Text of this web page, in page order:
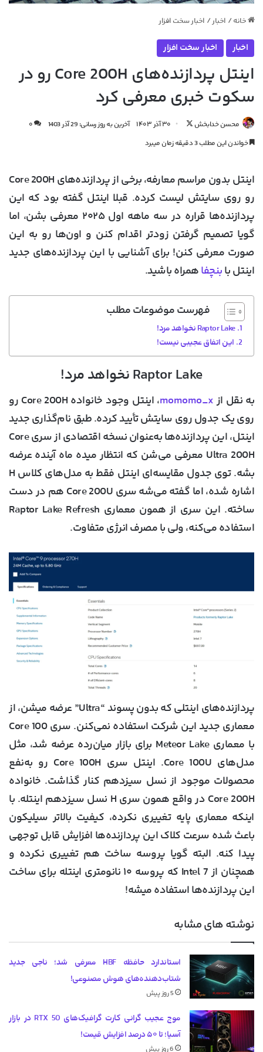
خانه / اخبار / اخبار سخت افزار
اخبار اخبار سخت افزار
اینتل پردازنده‌های Core 200H رو در
سکوت خبری معرفی کرد
محسن خدابخش
دنبال
کردن
۳۰ آذر ۱۴۰۳ آخرین به روز رسانی: 29 آذر 1403
۰
خواندن این مطلب 3 دقیقه زمان میبرد
اینتل بدون مراسم معارفه، برخی از پردازنده‌های Core 200H
رو روی سایتش لیست کرده. قبلا اینتل گفته بود که این
پردازنده‌ها قراره در سه ماهه اول ۲۰۲۵ معرفی بشن، اما
گویا تصمیم گرفتن زودتر اقدام کنن و اون‌ها رو به این
صورت معرفی کنن! برای آشنایی با این پردازنده‌های جدید
اینتل بابنچفاهمراه باشید.
فهرست موضوعات مطلب
Raptor Lake نخواهد مرد!
این اتفاق عجیبی نیست!
Raptor Lake نخواهد مرد!
به نقل ازmomomo_x
، اینتل وجود خانواده Core 200H رو
روی یک جدول روی سایتش تأیید کرده. طبق نام‌گذاری جدید
اینتل، این پردازنده‌ها به‌عنوان نسخه اقتصادی از سری Core
Ultra 200H معرفی می‌شن که انتظار میده ماه آینده عرضه
بشه. توی جدول مقایسه‌ای اینتل فقط به مدل‌های کلاس H
اشاره شده، اما گفته می‌شه سری Core 200U هم در دست
ساخته. این سری از همون معماری Raptor Lake Refresh
استفاده می‌کنه، ولی با مصرف انرژی متفاوت.
پردازنده‌های اینتلی که بدون پسوند “Ultra” عرضه میشن، از
معماری جدید این شرکت استفاده نمی‌کنن. سری Core 100
با معماری Meteor Lake برای بازار میان‌رده عرضه شد، مثل
مدل‌های Core 100U. اینتل سری Core 100H رو به‌نفع
محصولات موجود از نسل سیزدهم کنار گذاشت. خانواده
Core 200H در واقع همون سری H نسل سیزدهم اینتله. با
اینکه معماری پایه تغییری نکرده، کیفیت بالاتر سیلیکون
باعث شده سرعت کلاک این پردازنده‌ها افزایش قابل توجهی
پیدا کنه. البته گویا پروسه ساخت هم تغییری نکرده و
همچنان از Intel 7 که پروسه ۱۰ نانومتری اینتله برای ساخت
این پردازنده‌ها استفاده میشه!
نوشته های مشابه
استاندارد حافظه HBF معرفی شد؛ ناجی جدید
شتاب‌دهنده‌های هوش مصنوعی!
5 روز پیش
موج عجیب گرانی کارت گرافیک‌های RTX 50 در بازار
آسیا؛ تا ۵۰ درصد افزایش قیمت!
6 روز پیش